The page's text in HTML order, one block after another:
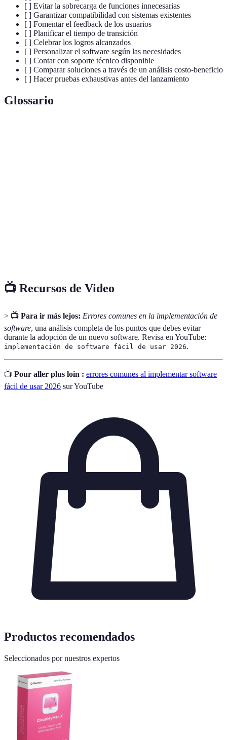
[ ] Evitar la sobrecarga de funciones innecesarias
[ ] Garantizar compatibilidad con sistemas existentes
[ ] Fomentar el feedback de los usuarios
[ ] Planificar el tiempo de transición
[ ] Celebrar los logros alcanzados
[ ] Personalizar el software según las necesidades
[ ] Contar con soporte técnico disponible
[ ] Comparar soluciones a través de un análisis costo-beneficio
[ ] Hacer pruebas exhaustivas antes del lanzamiento
Glossario
📺 Recursos de Video
> 📺 Para ir más lejos: Errores comunes en la implementación de
software, una análisis completa de los puntos que debes evitar
durante la adopción de un nuevo software. Revisa en YouTube:
implementación de software fácil de usar 2026.
📺 Pour aller plus loin : errores comunes al implementar software
fácil de usar 2026 sur YouTube
Productos recomendados
Seleccionados por nuestros expertos